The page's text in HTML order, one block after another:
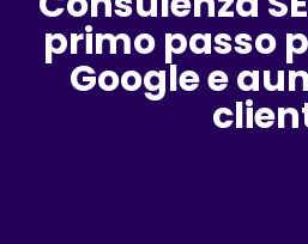
primo passo
Google e